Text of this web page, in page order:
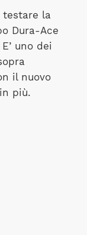
testare la
Dura-Ace
uno dei
il nuovo
più.